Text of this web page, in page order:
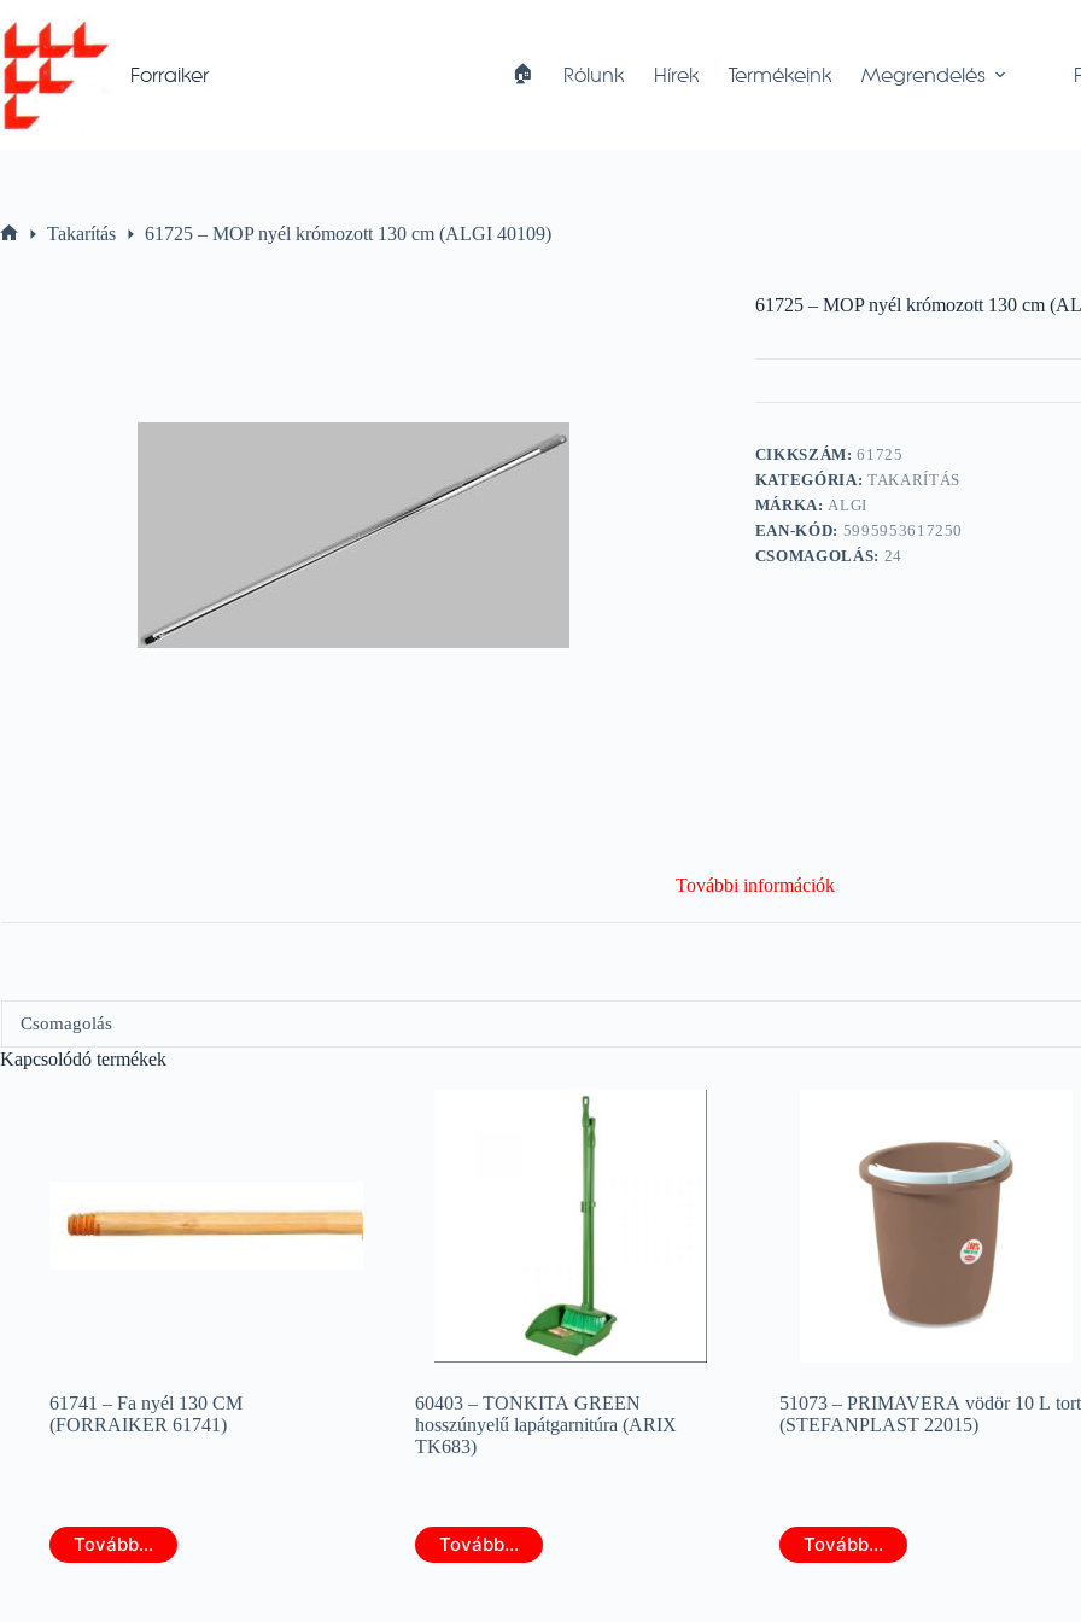
to
content
Forraiker 🏠︎ Rólunk Hírek Termékeink Megrendelés
Takarítás 61725 – MOP nyél krómozott 130 cm (ALGI 40109)
61725 – MOP nyél krómozott 130 cm
CIKKSZÁM:61725
KATEGÓRIA: TAKARÍTÁS
MÁRKA:ALGI
EAN-KÓD: 5995953617250
CSOMAGOLÁS: 24
További információk
Csomagolás
Kapcsolódó termékek
61741 – Fa nyél 130 CM
(FORRAIKER 61741)
Tovább...
60403 – TONKITA GREEN
hosszúnyelű lapátgarnitúra (ARIX
TK683)
Tovább...
51073 – PRIMAVERA vödör 10 L
(STEFANPLAST 22015)
Tovább...